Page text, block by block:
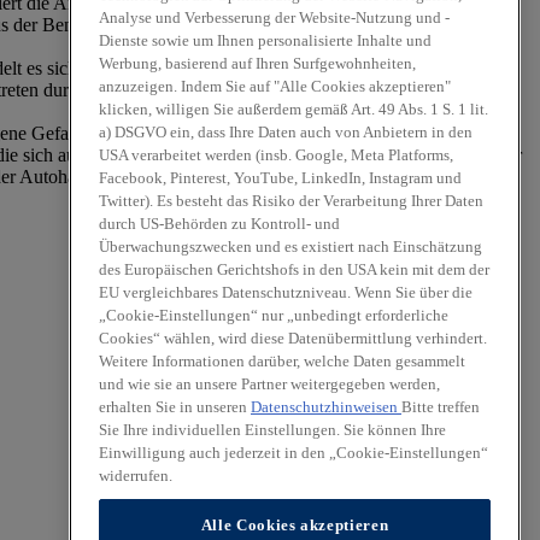
Benutzung dieser Webseite entstehen, wird ausgeschlossen,
es sich um fremde Inhalte, die sich Autohaus E. Funke Inhaber
durch Ralf Funke keinen Einfluss hat. Die Verantwortung für
Gefahr. Autohaus E. Funke Inhaber Ralf Funke e. K. vertreten
sich aus dem Zugang oder der Benutzung dieser Website oder der
Autohaus E. Funke Inhaber Ralf Funke e. K. vertreten durch Ralf
Analyse und Verbesserung der Website-Nutzung und -
Dienste sowie um Ihnen personalisierte Inhalte und
Werbung, basierend auf Ihren Surfgewohnheiten,
anzuzeigen. Indem Sie auf "Alle Cookies akzeptieren"
klicken, willigen Sie außerdem gemäß Art. 49 Abs. 1 S. 1 lit.
a) DSGVO ein, dass Ihre Daten auch von Anbietern in den
USA verarbeitet werden (insb. Google, Meta Platforms,
Facebook, Pinterest, YouTube, LinkedIn, Instagram und
Twitter). Es besteht das Risiko der Verarbeitung Ihrer Daten
durch US-Behörden zu Kontroll- und
Überwachungszwecken und es existiert nach Einschätzung
des Europäischen Gerichtshofs in den USA kein mit dem der
EU vergleichbares Datenschutzniveau. Wenn Sie über die
„Cookie-Einstellungen“ nur „unbedingt erforderliche
Cookies“ wählen, wird diese Datenübermittlung verhindert.
Weitere Informationen darüber, welche Daten gesammelt
und wie sie an unsere Partner weitergegeben werden,
erhalten Sie in unseren Datenschutzhinweisen Bitte treffen
Sie Ihre individuellen Einstellungen. Sie können Ihre
Einwilligung auch jederzeit in den „Cookie-Einstellungen“
widerrufen.
Alle Cookies akzeptieren